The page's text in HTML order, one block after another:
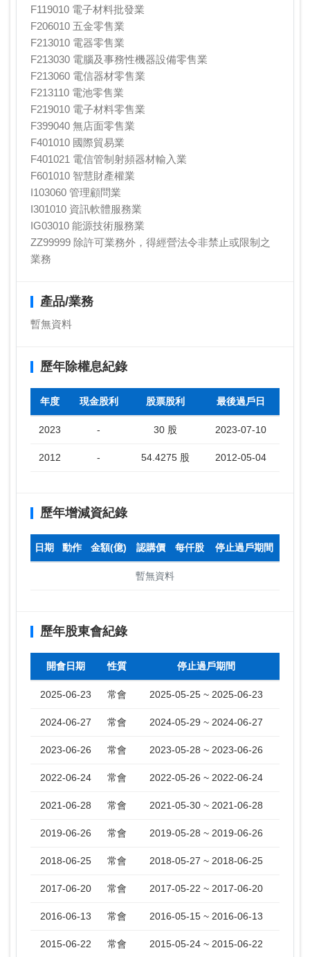
F119010 電子材料批發業
F206010 五金零售業
F213010 電器零售業
F213030 電腦及事務性機器設備零售業
F213060 電信器材零售業
F213110 電池零售業
F219010 電子材料零售業
F399040 無店面零售業
F401010 國際貿易業
F401021 電信管制射頻器材輸入業
F601010 智慧財產權業
I103060 管理顧問業
I301010 資訊軟體服務業
IG03010 能源技術服務業
ZZ99999 除許可業務外，得經營法令非禁止或限制之
業務
產品/業務
暫無資料
歷年除權息紀錄
年度 現金股利 股票股利 最後過戶日
2023 - 30 股 2023-07-10
2012 - 54.4275 股 2012-05-04
歷年增減資紀錄
日期 動作 金額(億) 認購價 每仟股 停止過戶期間
暫無資料
歷年股東會紀錄
開會日期 性質 停止過戶期間
2025-06-23 常會 2025-05-25 ~ 2025-06-23
2024-06-27 常會 2024-05-29 ~ 2024-06-27
2023-06-26 常會 2023-05-28 ~ 2023-06-26
2022-06-24 常會 2022-05-26 ~ 2022-06-24
2021-06-28 常會 2021-05-30 ~ 2021-06-28
2019-06-26 常會 2019-05-28 ~ 2019-06-26
2018-06-25 常會 2018-05-27 ~ 2018-06-25
2017-06-20 常會 2017-05-22 ~ 2017-06-20
2016-06-13 常會 2016-05-15 ~ 2016-06-13
2015-06-22 常會 2015-05-24 ~ 2015-06-22